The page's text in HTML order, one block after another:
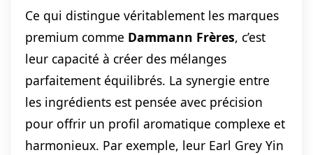
Ce qui distingue véritablement les marques
premium comme Dammann Frères, c’est
leur capacité à créer des mélanges
parfaitement équilibrés. La synergie entre
les ingrédients est pensée avec précision
pour offrir un profil aromatique complexe et
harmonieux. Par exemple, leur Earl Grey Yin